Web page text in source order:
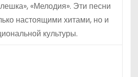
«Мелодия». Эти песни
настоящими хитами, но и
культуры.